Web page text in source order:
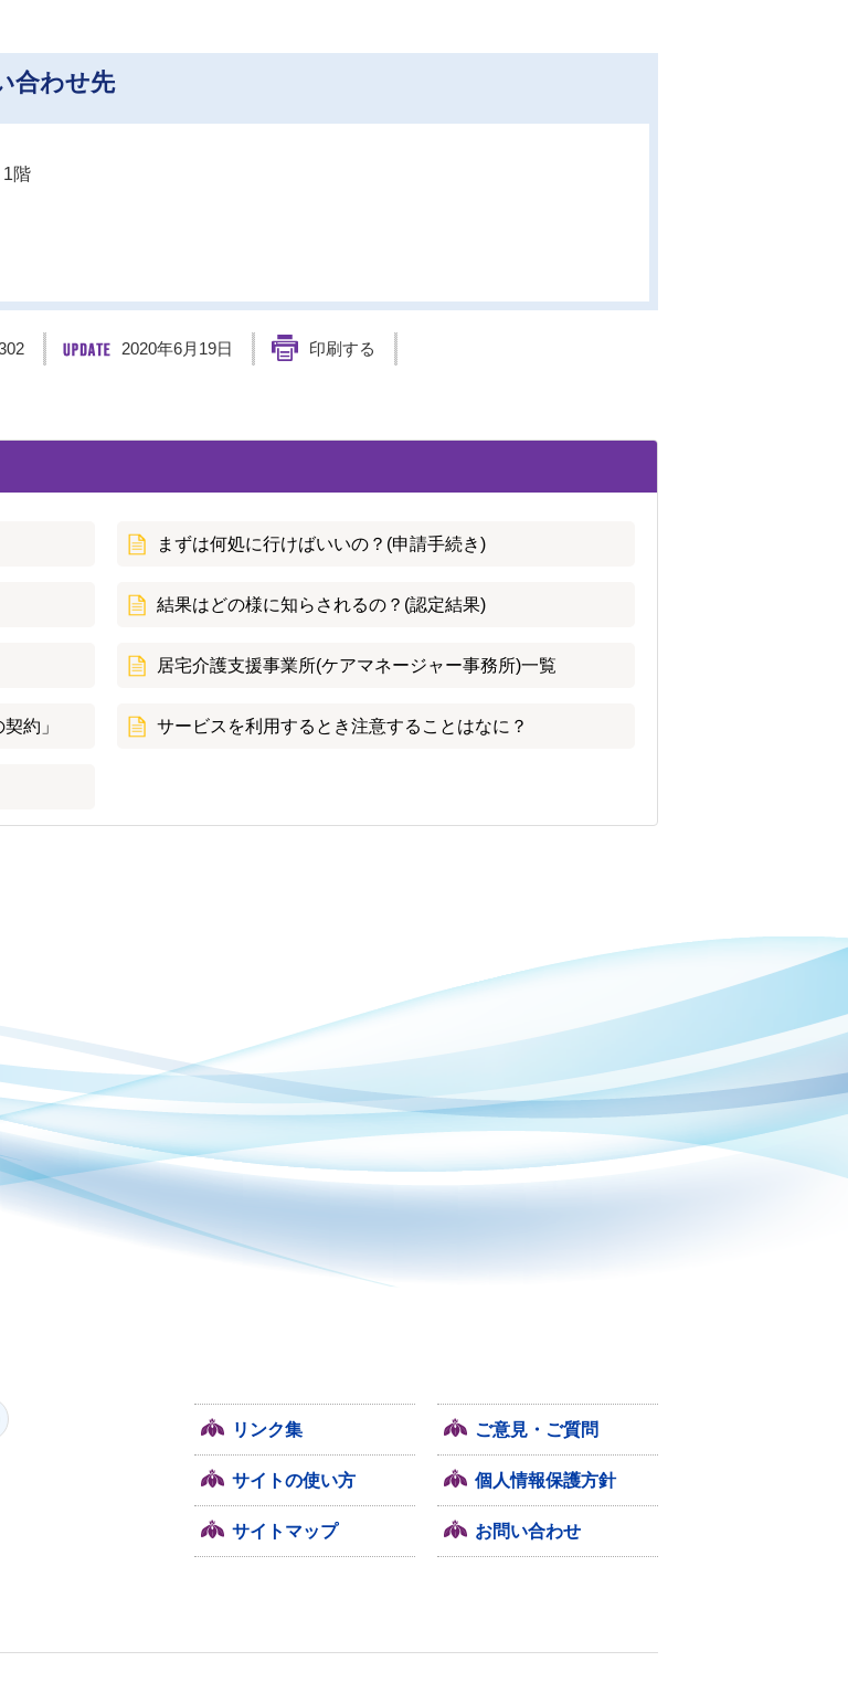
合わせ先
階
2020年6月19日 印刷する
まずは何処に行けばいいの？(申請手続き)
結果はどの様に知らされるの？(認定結果)
居宅介護支援事業所(ケアマネージャー事務所)一覧
約」 サービスを利用するとき注意することはなに？
リンク集 ご意見・ご質問
サイトの使い方 個人情報保護方針
サイトマップ お問い合わせ